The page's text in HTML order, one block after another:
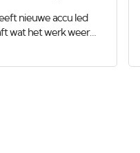
nieuwe accu led
wat het werk weer
met de lamp zodat
zijn daglicht lampen